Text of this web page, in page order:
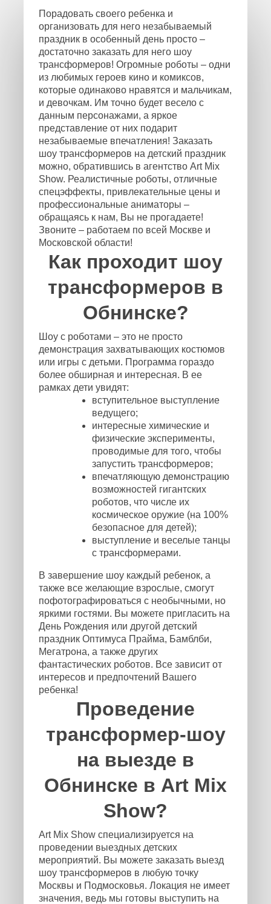
Порадовать своего ребенка и
организовать для него незабываемый
праздник в особенный день просто –
достаточно заказать для него шоу
трансформеров! Огромные роботы – одни
из любимых героев кино и комиксов,
которые одинаково нравятся и мальчикам,
и девочкам. Им точно будет весело с
данным персонажами, а яркое
представление от них подарит
незабываемые впечатления! Заказать
шоу трансформеров на детский праздник
можно, обратившись в агентство Art Mix
Show. Реалистичные роботы, отличные
спецэффекты, привлекательные цены и
профессиональные аниматоры –
обращаясь к нам, Вы не прогадаете!
Звоните – работаем по всей Москве и
Московской области!
Как проходит шоу
трансформеров в
Обнинске?
Шоу с роботами – это не просто
демонстрация захватывающих костюмов
или игры с детьми. Программа гораздо
более обширная и интересная. В ее
рамках дети увидят:
вступительное выступление
ведущего;
интересные химические и
физические эксперименты,
проводимые для того, чтобы
запустить трансформеров;
впечатляющую демонстрацию
возможностей гигантских
роботов, что числе их
космическое оружие (на 100%
безопасное для детей);
выступление и веселые танцы
с трансформерами.
В завершение шоу каждый ребенок, а
также все желающие взрослые, смогут
пофотографироваться с необычными, но
яркими гостями. Вы можете пригласить на
День Рождения или другой детский
праздник Оптимуса Прайма, Бамблби,
Мегатрона, а также других
фантастических роботов. Все зависит от
интересов и предпочтений Вашего
ребенка!
Проведение
трансформер-шоу
на выезде в
Обнинске в Art Mix
Show?
Art Mix Show специализируется на
проведении выездных детских
мероприятий. Вы можете заказать выезд
шоу трансформеров в любую точку
Москвы и Подмосковья. Локация не имеет
значения, ведь мы готовы выступить на